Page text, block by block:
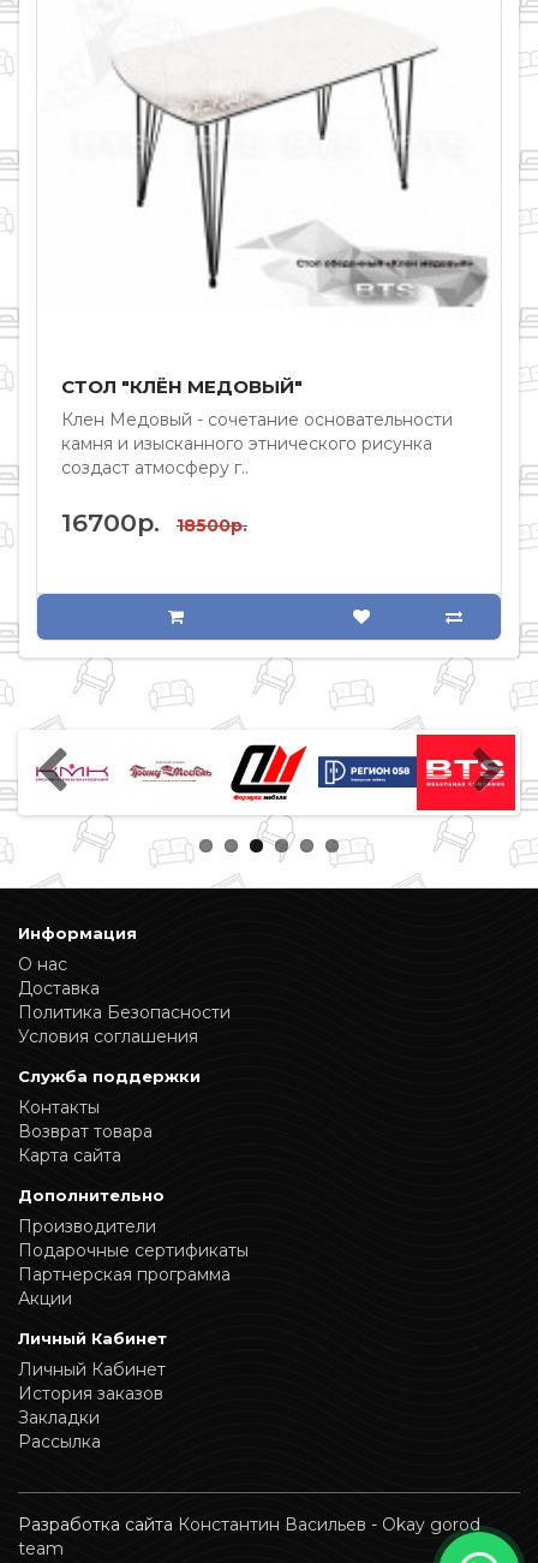
СТОЛ "КЛЁН МЕДОВЫЙ"
Клен Медовый - сочетание основательности
камня и изысканного этнического рисунка
создаст атмосферу г..
16700р. 18500р.
Информация
О нас
Доставка
Политика Безопасности
Условия соглашения
Служба поддержки
Контакты
Возврат товара
Карта сайта
Дополнительно
Производители
Подарочные сертификаты
Партнерская программа
Акции
Личный Кабинет
Личный Кабинет
История заказов
Закладки
Рассылка
Разработка сайта Константин Васильев - Okay gorod
team